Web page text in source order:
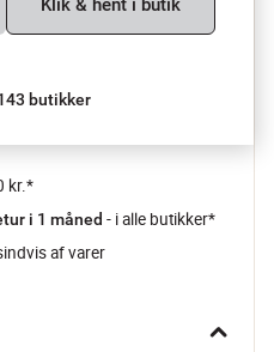
butikker
kr.*
i 1 måned - i alle butikker*
af varer